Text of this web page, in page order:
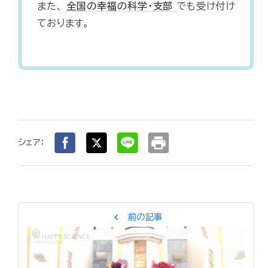
また、 全国の幸福の科学・支部 でも受け付け
ております。
シェア： print
chevron_left 前の記事